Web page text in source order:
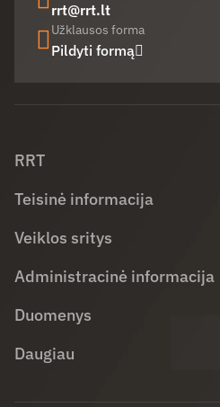
rrt@rrt.lt
Užklausos forma
Pildyti formą
RRT
Teisinė informacija
Veiklos sritys
Administracinė informacija
Duomenys
Daugiau